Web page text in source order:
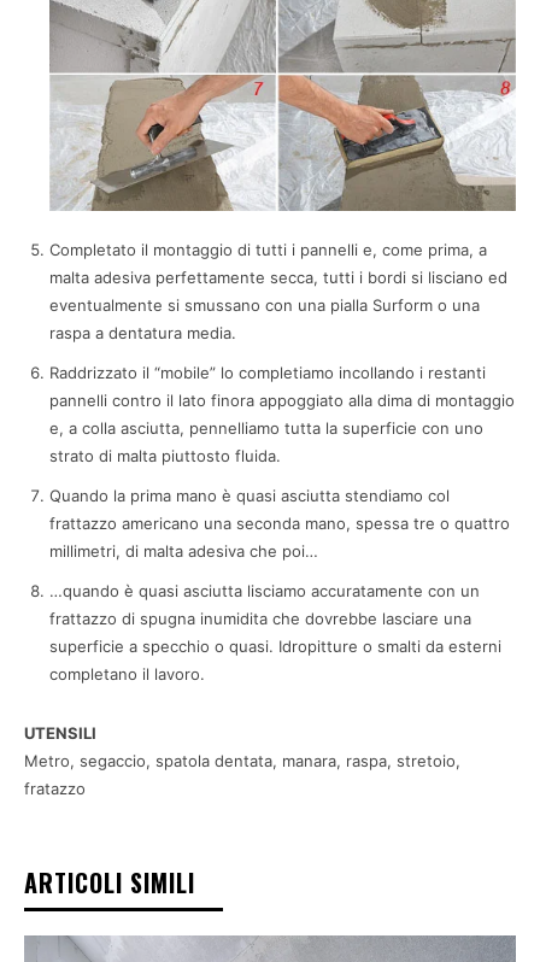
Completato il montaggio di tutti i pannelli e, come prima, a
malta adesiva perfettamente secca, tutti i bordi si lisciano ed
eventualmente si smussano con una pialla Surform o una
raspa a dentatura media.
Raddrizzato il “mobile” lo completiamo incollando i restanti
pannelli contro il lato finora appoggiato alla dima di montaggio
e, a colla asciutta, pennelliamo tutta la superficie con uno
strato di malta piuttosto fluida.
Quando la prima mano è quasi asciutta stendiamo col
frattazzo americano una seconda mano, spessa tre o quattro
millimetri, di malta adesiva che poi…
…quando è quasi asciutta lisciamo accuratamente con un
frattazzo di spugna inumidita che dovrebbe lasciare una
superficie a specchio o quasi. Idropitture o smalti da esterni
completano il lavoro.
UTENSILI
Metro, segaccio, spatola dentata, manara, raspa, stretoio,
fratazzo
ARTICOLI SIMILI